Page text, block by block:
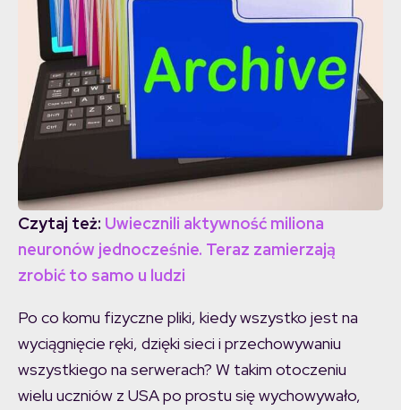
Czytaj też: Uwiecznili aktywność miliona
neuronów jednocześnie. Teraz zamierzają
zrobić to samo u ludzi
Po co komu fizyczne pliki, kiedy wszystko jest na
wyciągnięcie ręki, dzięki sieci i przechowywaniu
wszystkiego na serwerach? W takim otoczeniu
wielu uczniów z USA po prostu się wychowywało,